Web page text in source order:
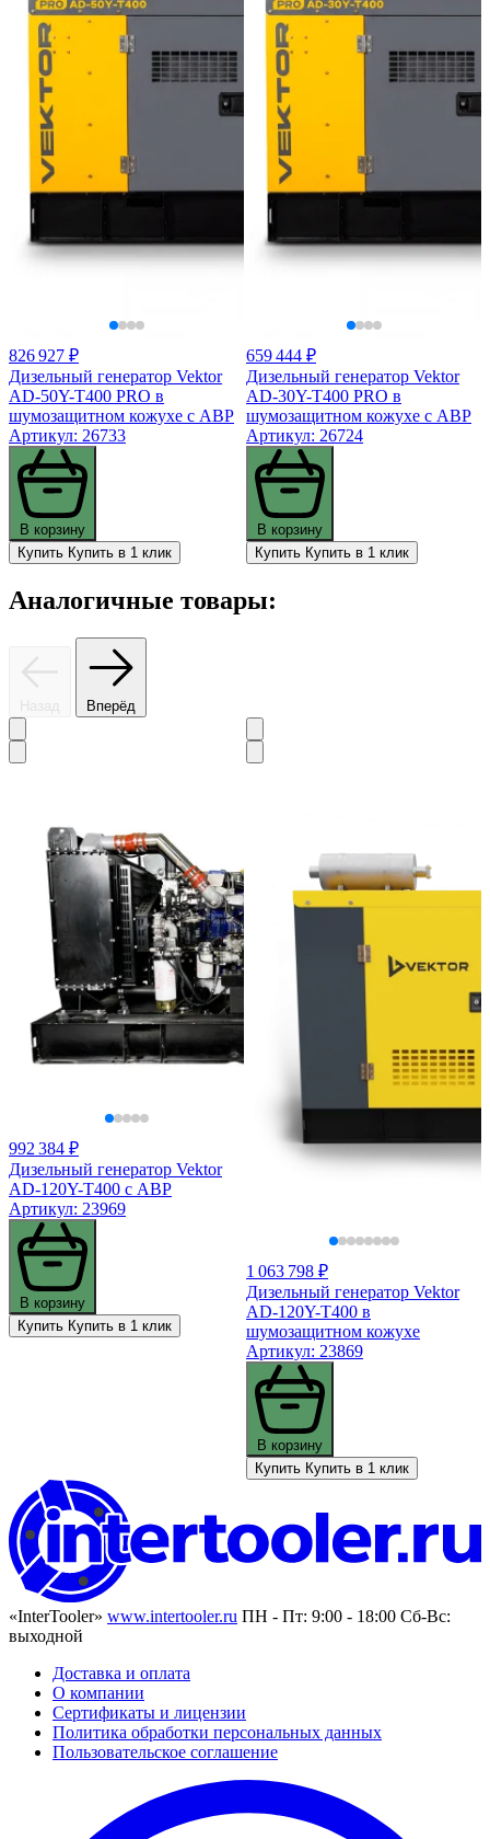
826 927 ₽
Дизельный генератор Vektor
AD-50Y-T400 PRO в
шумозащитном кожухе с АВР
Артикул: 26733
В корзину
Купить Купить в 1 клик
659 444 ₽
Дизельный генератор Vektor
AD-30Y-T400 PRO в
шумозащитном кожухе с АВР
Артикул: 26724
В корзину
Купить Купить в 1 клик
Аналогичные товары:
Назад Вперёд
992 384 ₽
Дизельный генератор Vektor
AD-120Y-T400 с АВР
Артикул: 23969
В корзину
Купить Купить в 1 клик
1 063 798 ₽
Дизельный генератор Vektor
AD-120Y-T400 в
шумозащитном кожухе
Артикул: 23869
В корзину
Купить Купить в 1 клик
«InterTooler» www.intertooler.ru ПН - Пт: 9:00 - 18:00 Сб-Вс:
выходной
Доставка и оплата
О компании
Сертификаты и лицензии
Политика обработки персональных данных
Пользовательское соглашение